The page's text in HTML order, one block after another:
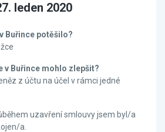
leden 2020
Buřince potěšilo?
v Buřince mohlo zlepšit?
z účtu na účel v rámci jedné
uzavření smlouvy jsem byl/a
a.